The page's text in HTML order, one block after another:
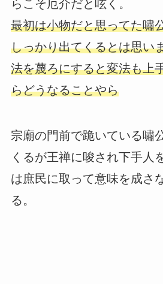
らこそ厄介だと呟く。
最初は小物だと思ってた嘯
しっかり出てくるとは思い
法を蔑ろにすると変法も上
らどうなることやら
宗廟の門前で跪いている嘯
くるが王禅に唆され下手人
は庶民に取って意味を成さ
る。